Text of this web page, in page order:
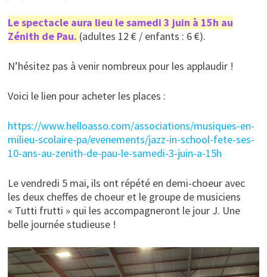
Le spectacle aura lieu le samedi 3 juin à 15h au
Zénith de Pau. (adultes 12 € / enfants : 6 €).
N’hésitez pas à venir nombreux pour les applaudir !
Voici le lien pour acheter les places :
https://www.helloasso.com/associations/musiques-en-
milieu-scolaire-pa/evenements/jazz-in-school-fete-ses-
10-ans-au-zenith-de-pau-le-samedi-3-juin-a-15h
Le vendredi 5 mai, ils ont répété en demi-choeur avec
les deux cheffes de choeur et le groupe de musiciens
« Tutti frutti » qui les accompagneront le jour J. Une
belle journée studieuse !